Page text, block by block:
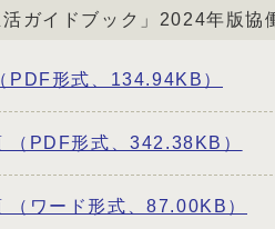
活ガイドブック」2024年版
PDF形式、134.94KB）
（PDF形式、342.38KB）
（ワード形式、87.00KB）